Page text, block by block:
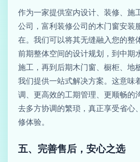
作为一家提供室内设计、装修、施
公司，富利装修公司的木门窗安装
在。我们可以将其无缝融入您的整
前期整体空间的设计规划，到中期
施工，再到后期木门窗、橱柜、地
我们提供一站式解决方案。这意味
调、更高效的工期管理、更顺畅的
去多方协调的繁琐，真正享受省心
修体验。
五、完善售后，安心之选